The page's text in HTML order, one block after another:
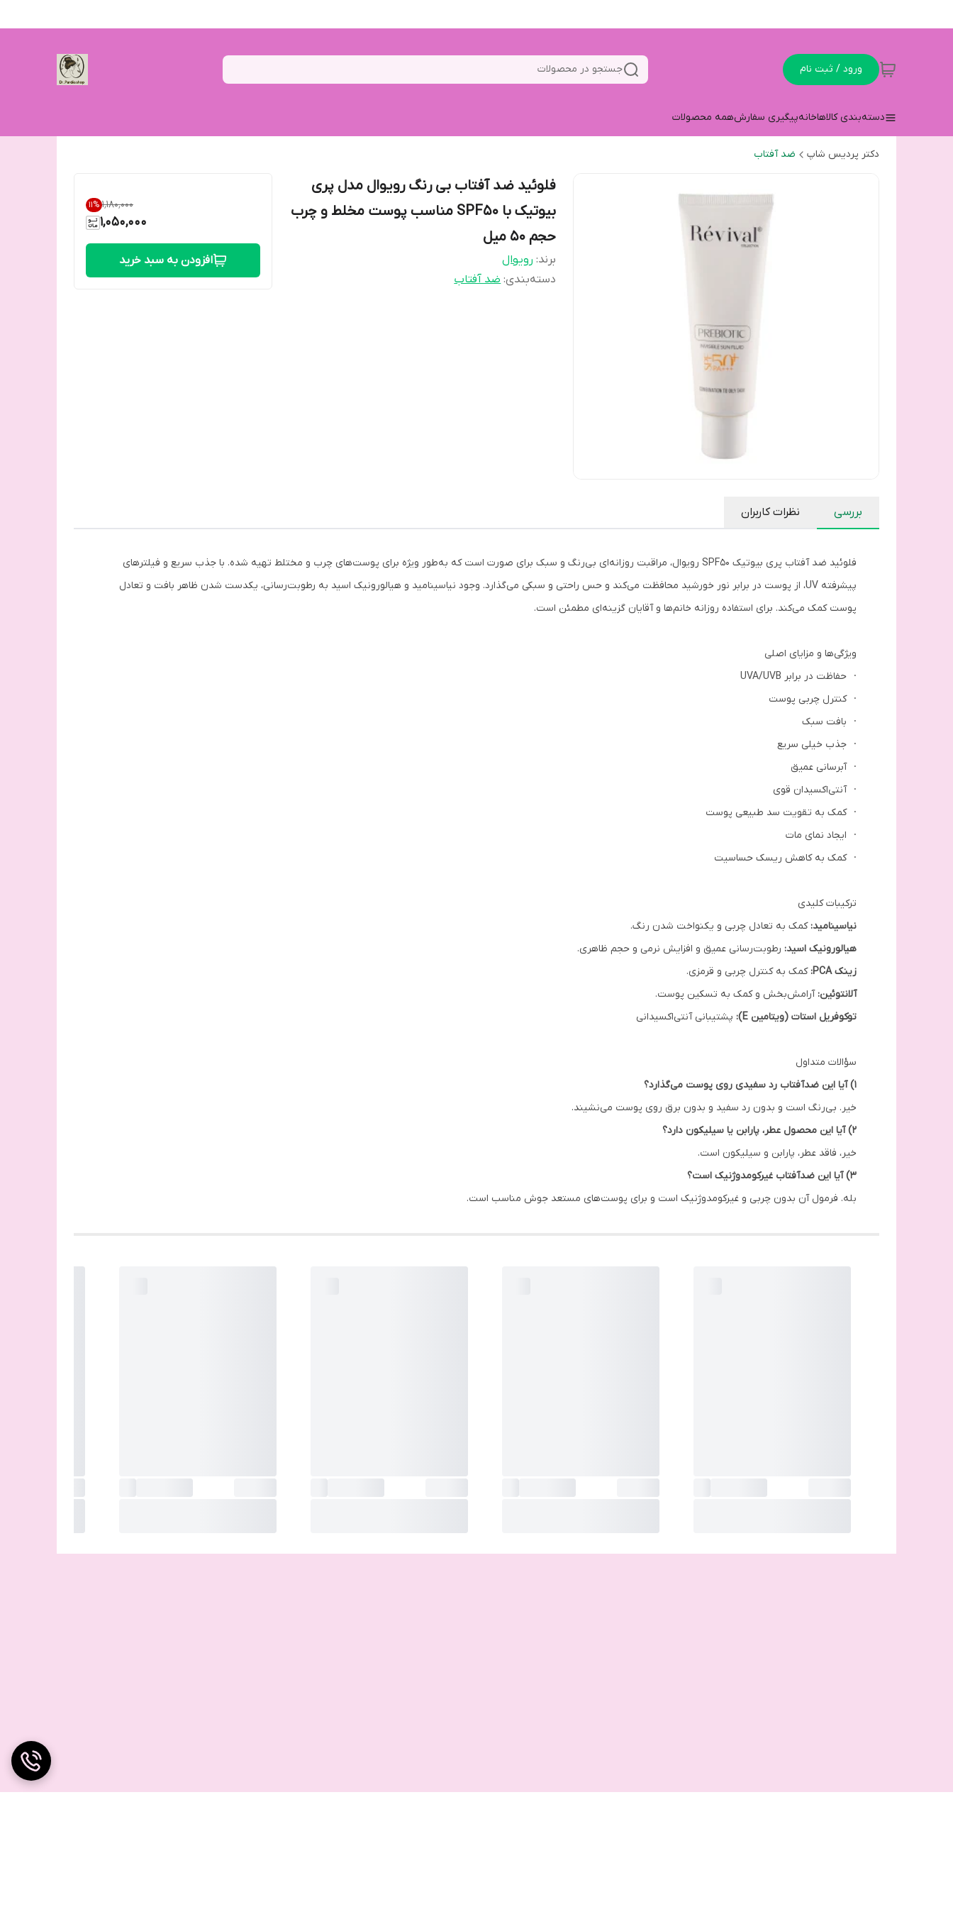
ورود / ثبت نام جستجو در محصولات
دسته‌بندی کالاهاخانهپیگیری سفارشهمه محصولات
دکتر پردیس شاپ ضد آفتاب
فلوئید ضد آفتاب بی رنگ رویوال مدل پری
بیوتیک با SPF50 مناسب پوست مخلط و چرب
حجم 50 میل
برند: رویوال
دسته‌بندی:ضد آفتاب
۱٬۱۸۰٬۰۰۰ 11%
1,050,000
افزودن به سبد خرید
بررسی نظرات کاربران
فلوئید ضد آفتاب پری بیوتیک SPF50 رویوال، مراقبت روزانه‌ای بی‌رنگ و سبک برای صورت است که به‌طور ویژه برای پوست‌های چرب و مختلط تهیه شده. با جذب سریع و فیلترهای
پیشرفته UV، از پوست در برابر نور خورشید محافظت می‌کند و حس راحتی و سبکی می‌گذارد. وجود نیاسینامید و هیالورونیک اسید به رطوبت‌رسانی، یکدست شدن ظاهر بافت و تعادل
پوست کمک می‌کند. برای استفاده روزانه خانم‌ها و آقایان گزینه‌ای مطمئن است.
ویژگی‌ها و مزایای اصلی
· حفاظت در برابر UVA/UVB
· کنترل چربی پوست
· بافت سبک
· جذب خیلی سریع
· آبرسانی عمیق
· آنتی‌اکسیدان قوی
· کمک به تقویت سد طبیعی پوست
· ایجاد نمای مات
· کمک به کاهش ریسک حساسیت
ترکیبات کلیدی
نیاسینامید:کمک به تعادل چربی و یکنواخت شدن رنگ.
هیالورونیک اسید: رطوبت‌رسانی عمیق و افزایش نرمی و حجم ظاهری.
زینک PCA:
کمک به کنترل چربی و قرمزی.
آلانتوئین:آرامش‌بخش و کمک به تسکین پوست.
توکوفریل استات (ویتامین E):
پشتیبانی آنتی‌اکسیدانی
سؤالات متداول
1) آیا این ضدآفتاب رد سفیدی روی پوست می‌گذارد؟
خیر. بی‌رنگ است و بدون رد سفید و بدون برق روی پوست می‌نشیند.
2) آیا این محصول عطر، پارابن یا سیلیکون دارد؟
خیر، فاقد عطر، پارابن و سیلیکون است.
3) آیا این ضدآفتاب غیرکومدوژنیک است؟
بله. فرمول آن بدون چربی و غیرکومدوژنیک است و برای پوست‌های مستعد جوش مناسب است.